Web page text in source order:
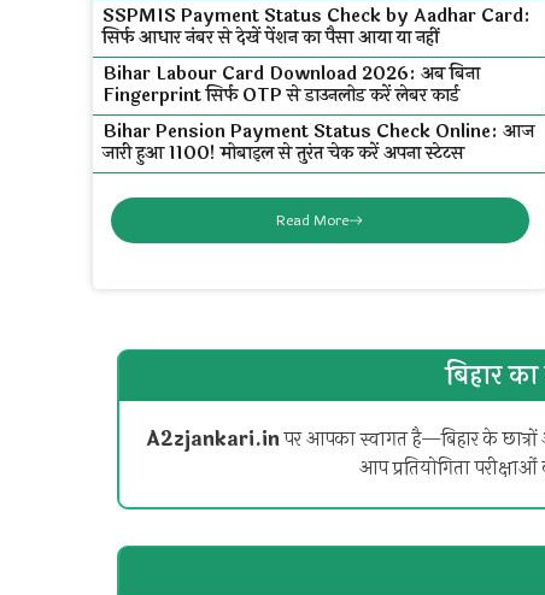
SSPMIS Payment Status Check by Aadhar Card:
सिर्फ आधार नंबर से देखें पेंशन का पैसा आया या नहीं
Bihar Labour Card Download 2026: अब बिना
Fingerprint सिर्फ OTP से डाउनलोड करें लेबर कार्ड
Bihar Pension Payment Status Check Online: आज
जारी हुआ ₹1100! मोबाइल से तुरंत चेक करें अपना स्टेटस
Read More
बिहार
A2zjankari.inपर आपका स्वागत है—बिहार के
आप प्रतियोगिता